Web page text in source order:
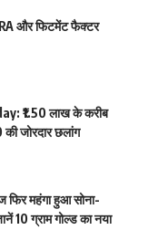
और फिटमेंट फैक्टर
₹1.50 लाख के करीब
की जोरदार छलांग
महंगा हुआ सोना-
10 ग्राम गोल्ड का नया